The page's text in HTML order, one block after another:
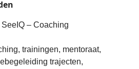
– Coaching
trainingen, mentoraat,
trajecten,